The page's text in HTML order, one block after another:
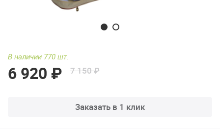
В наличии 770 шт.
6 920 ₽ 7 150 ₽
Заказать в 1 клик